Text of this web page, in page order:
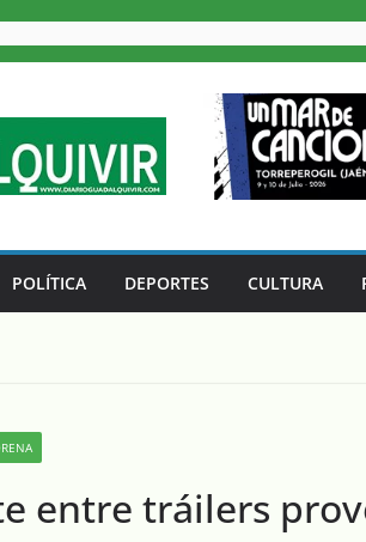
POLÍTICA DEPORTES CULTURA
entre tráilers